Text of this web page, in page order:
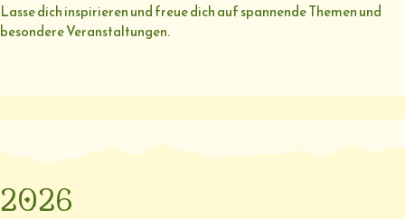
Lasse dich inspirieren und freue dich auf spannende Themen und
besondere Veranstaltungen.
2026